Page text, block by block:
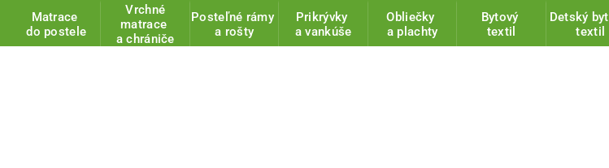
Matrace
do postele
Vrchné
matrace
a chrániče
Posteľné rámy
a rošty
Prikrývky
a vankúše
Obliečky
a plachty
Bytový
textil
Detský
textil